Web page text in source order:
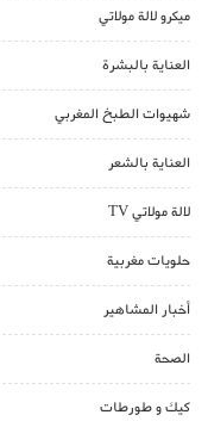
ميكرو لالة مولاتي
العناية بالبشرة
شهيوات الطبخ المغربي
العناية بالشعر
لالة مولاتي TV
حلويات مغربية
أخبار المشاهير
الصحة
كيك و طورطات